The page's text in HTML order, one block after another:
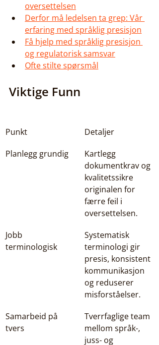
oversettelsen
Derfor må ledelsen ta grep: Vår
erfaring med språklig presisjon
Få hjelp med språklig presisjon
og regulatorisk samsvar
Ofte stilte spørsmål
Viktige Funn
Punkt
Detaljer
Planlegg grundig
Kartlegg
dokumentkrav og
kvalitetssikre
originalen for
færre feil i
oversettelsen.
Jobb
terminologisk
Systematisk
terminologi gir
presis, konsistent
kommunikasjon
og reduserer
misforståelser.
Samarbeid på
tvers
Tverrfaglige team
mellom språk-,
juss- og